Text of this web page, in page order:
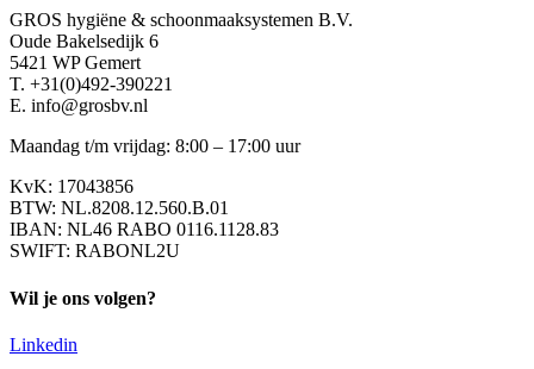
GROS hygiëne & schoonmaaksystemen B.V.
Oude Bakelsedijk 6
5421 WP Gemert
T. +31(0)492-390221
E. info@grosbv.nl
Maandag t/m vrijdag: 8:00 – 17:00 uur
KvK: 17043856
BTW: NL.8208.12.560.B.01
IBAN: NL46 RABO 0116.1128.83
SWIFT: RABONL2U
Wil je ons volgen?
Linkedin